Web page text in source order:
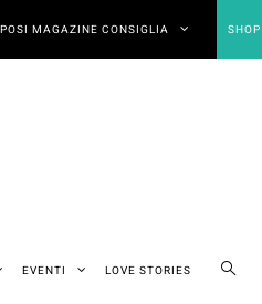
MAGAZINE CONSIGLIA SHOP
EVENTI LOVE STORIES